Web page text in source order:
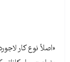
«اصلاً نوع کار